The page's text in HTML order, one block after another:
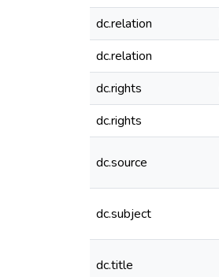
dc.relation
dc.relation
dc.rights
dc.rights
dc.source
dc.subject
dc.title